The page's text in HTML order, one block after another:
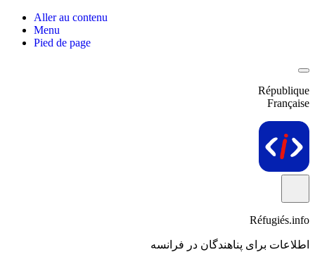
Aller au contenu
Menu
Pied de page
République
Française
Réfugiés.info
اطلاعات برای پناهندگان در فرانسه